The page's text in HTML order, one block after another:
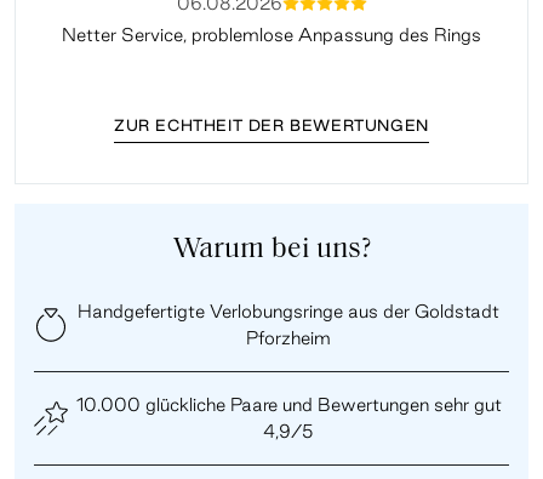
Netter Service, problemlose Anpassung des Rings
ZUR ECHTHEIT DER BEWERTUNGEN
Warum bei uns?
Handgefertigte Verlobungsringe aus der Goldstadt
Pforzheim
10.000 glückliche Paare und Bewertungen sehr gut
4,9/5